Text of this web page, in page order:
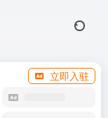
立即入驻